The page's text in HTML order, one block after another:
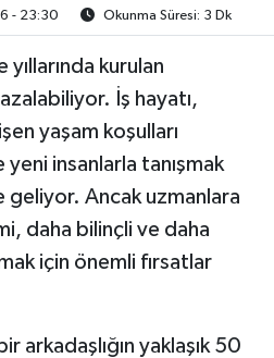
- 23:30 Okunma Süresi: 3 Dk
kurulan
İş hayatı,
yaşam koşulları
insanlarla tanışmak
geliyor. Ancak uzmanlara
daha bilinçli ve daha
için önemli fırsatlar
arkadaşlığın yaklaşık 50